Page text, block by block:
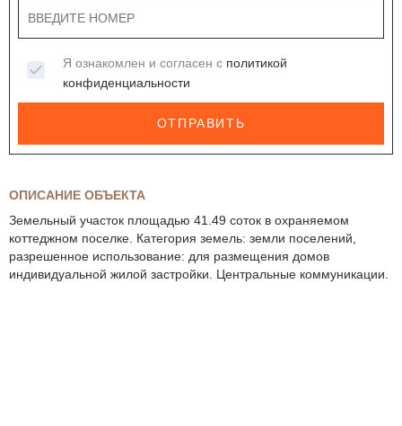
ОПИСАНИЕ ОБЪЕКТА
Земельный участок площадью 41.49 соток в охраняемом
коттеджном поселке. Категория земель: земли поселений,
разрешенное использование: для размещения домов
индивидуальной жилой застройки. Центральные коммуникации.
Я ознакомлен и согласен с политикой
конфиденциальности
ОТПРАВИТЬ